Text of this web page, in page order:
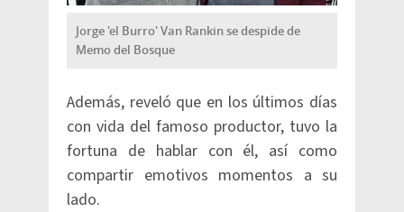
Jorge 'el Burro' Van Rankin se despide de
Memo del Bosque
Además, reveló que en los últimos días
con vida del famoso productor, tuvo la
fortuna de hablar con él, así como
compartir emotivos momentos a su
lado.